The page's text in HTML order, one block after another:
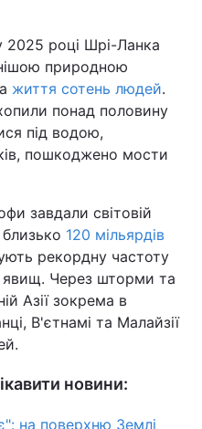
році Шрі-Ланка
природною
життя сотень людей.
понад половину
під водою,
пошкоджено мости
завдали світовій
120 мільярдів
рекордну частоту
явищ. Через шторми та
Азії зокрема в
В'єтнамі та Малайзії
новини:
на поверхню Землі